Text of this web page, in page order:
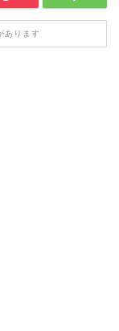
あります